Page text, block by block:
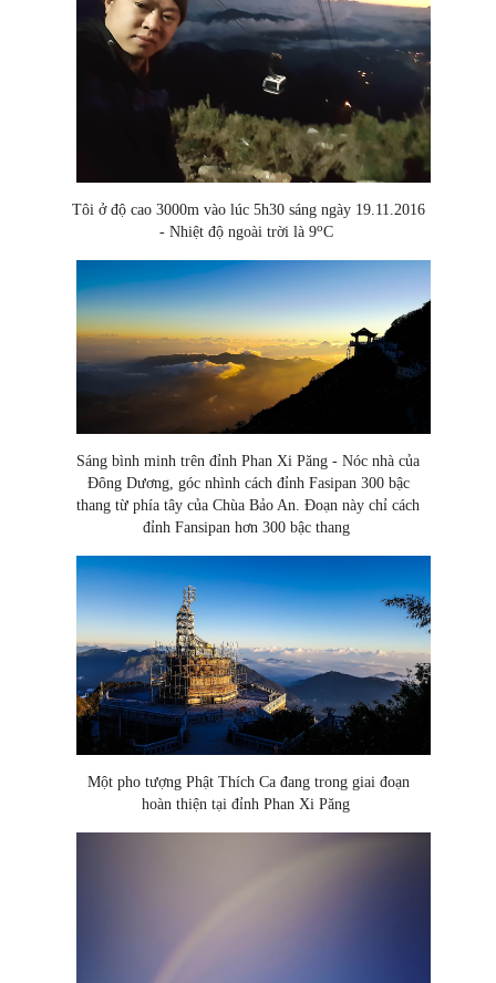
Tôi ở độ cao 3000m vào lúc 5h30 sáng ngày 19.11.2016
- Nhiệt độ ngoài trời là 9oC
Sáng bình minh trên đỉnh Phan Xi Păng - Nóc nhà của
Đông Dương, góc nhình cách đỉnh Fasipan 300 bậc
thang từ phía tây của Chùa Bảo An. Đoạn này chỉ cách
đỉnh Fansipan hơn 300 bậc thang
Một pho tượng Phật Thích Ca đang trong giai đoạn
hoàn thiện tại đỉnh Phan Xi Păng